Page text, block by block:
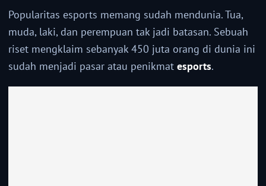
Popularitas esports memang sudah mendunia. Tua,
muda, laki, dan perempuan tak jadi batasan. Sebuah
riset mengklaim sebanyak 450 juta orang di dunia ini
sudah menjadi pasar atau penikmat esports.